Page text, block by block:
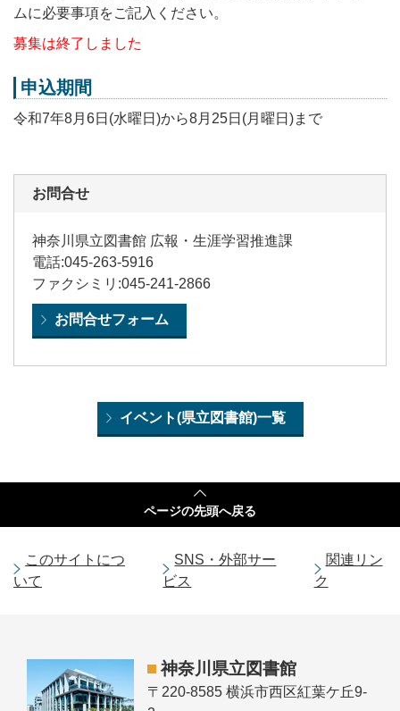
ムに必要事項をご記入ください。
募集は終了しました
申込期間
令和7年8月6日(水曜日)から8月25日(月曜日)まで
お問合せ
神奈川県立図書館 広報・生涯学習推進課
電話:045-263-5916
ファクシミリ:045-241-2866
お問合せフォーム
イベント(県立図書館)一覧
このサイトにつ
いて
SNS・外部サー
ビス
関連リン
ク
ページの先頭へ戻る
神奈川県立図書館
〒220-8585 横浜市西区紅葉ケ丘9-